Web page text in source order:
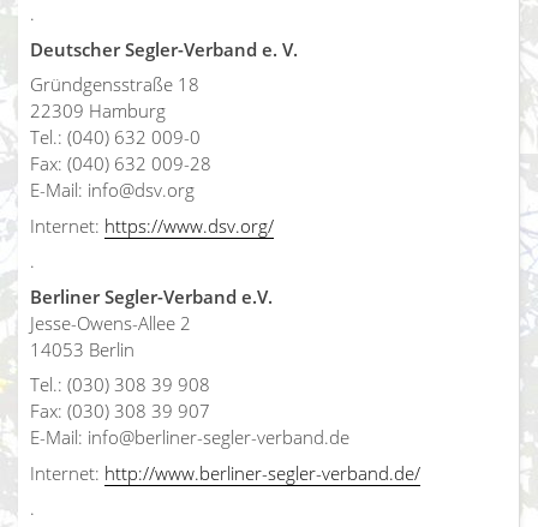
.
Deutscher Segler-Verband e. V.
Gründgensstraße 18
22309 Hamburg
Tel.: (040) 632 009-0
Fax: (040) 632 009-28
E-Mail: info@dsv.org
Internet: https://www.dsv.org/
.
Berliner Segler-Verband e.V.
Jesse-Owens-Allee 2
14053 Berlin
Tel.: (030) 308 39 908
Fax: (030) 308 39 907
E-Mail: info@berliner-segler-verband.de
Internet: http://www.berliner-segler-verband.de/
.